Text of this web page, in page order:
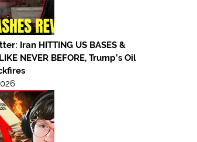
Iran HITTING US BASES &
NEVER BEFORE, Trump’s Oil